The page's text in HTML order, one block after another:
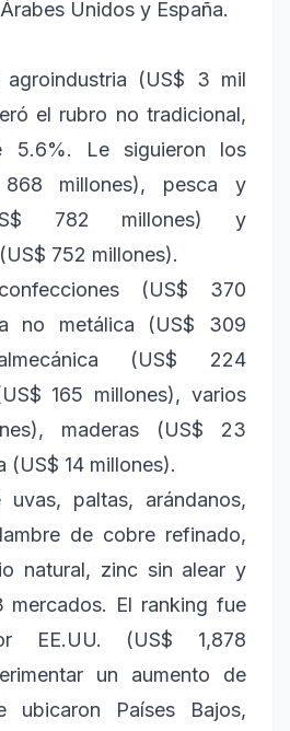
Unidos y España.
(US$ 3 mil
el rubro no tradicional,
5.6%. Le siguieron los
millones), pesca y
782 millones) y
752 millones).
(US$ 370
no metálica (US$ 309
(US$ 224
165 millones), varios
maderas (US$ 23
(US$ 14 millones).
paltas, arándanos,
de cobre refinado,
natural, zinc sin alear y
mercados. El ranking fue
EE.UU. (US$ 1,878
un aumento de
ubicaron Países Bajos,